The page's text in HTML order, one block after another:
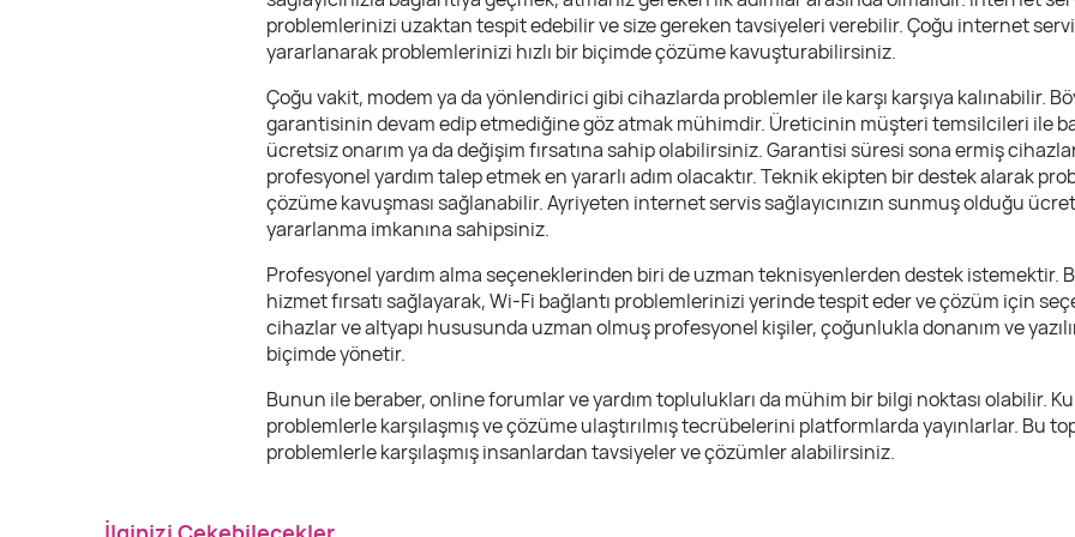
problemlerinizi uzaktan tespit edebilir ve size gereken tavsiyeleri verebilir. Çoğu internet
yararlanarak problemlerinizi hızlı bir biçimde çözüme kavuşturabilirsiniz.
Çoğu vakit, modem ya da yönlendirici gibi cihazlarda problemler ile karşı karşıya kalınabilir.
garantisinin devam edip etmediğine göz atmak mühimdir. Üreticinin müşteri temsilcileri ile
ücretsiz onarım ya da değişim fırsatına sahip olabilirsiniz. Garantisi süresi sona ermiş
profesyonel yardım talep etmek en yararlı adım olacaktır. Teknik ekipten bir destek alarak
çözüme kavuşması sağlanabilir. Ayriyeten internet servis sağlayıcınızın sunmuş olduğu
yararlanma imkanına sahipsiniz.
Profesyonel yardım alma seçeneklerinden biri de uzman teknisyenlerden destek istemektir.
hizmet fırsatı sağlayarak, Wi-Fi bağlantı problemlerinizi yerinde tespit eder ve çözüm için
cihazlar ve altyapı hususunda uzman olmuş profesyonel kişiler, çoğunlukla donanım ve
biçimde yönetir.
Bunun ile beraber, online forumlar ve yardım toplulukları da mühim bir bilgi noktası olabilir.
problemlerle karşılaşmış ve çözüme ulaştırılmış tecrübelerini platformlarda yayınlarlar. Bu
problemlerle karşılaşmış insanlardan tavsiyeler ve çözümler alabilirsiniz.